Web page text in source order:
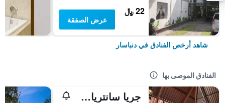
22 ﷼
عرض الصفقة
شاهد أرخص الفنادق في دنباسار
الفنادق الموصى بها
جريا سانتريان أه بيتش ريزورت آند سبا